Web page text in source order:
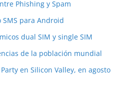
Phishing y Spam
para Android
dual SIM y single SIM
de la población mundial
en Silicon Valley, en agosto